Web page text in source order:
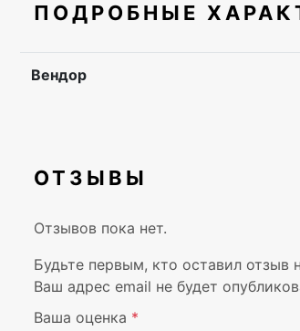
ПОДРОБНЫЕ
Вендор
ОТЗЫВЫ
Отзывов пока нет.
Будьте первым, кто оставил отзыв
Ваш адрес email не будет
Ваша оценка *